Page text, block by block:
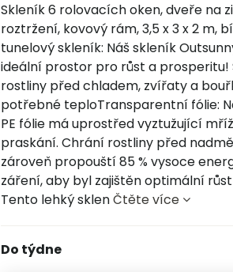
Skleník 6 rolovacích oken, dveře na
roztržení, kovový rám, 3,5 x 3 x 2 m,
tunelový skleník: Náš skleník
ideální prostor pro růst a prosperitu!
rostliny před chladem, zvířaty a
potřebné teploTransparentní fólie:
PE fólie má uprostřed vyztužující
praskání. Chrání rostliny před
zároveň propouští 85 % vysoce
záření, aby byl zajištěn optimální
Tento lehký sklenČtěte více
Do týdne